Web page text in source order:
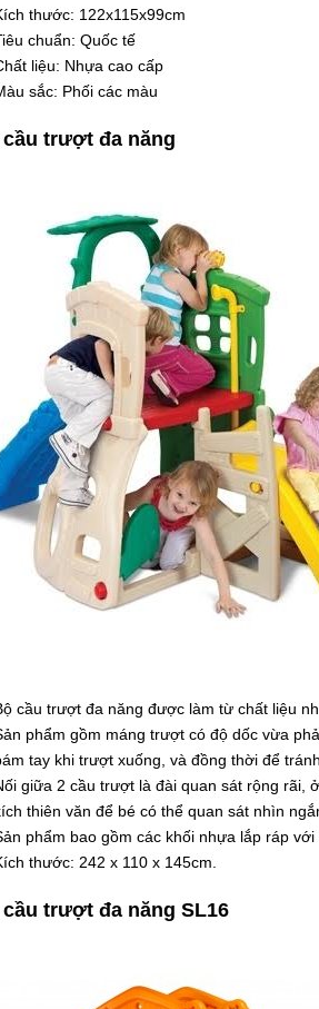
thước: 122x115x99cm
chuẩn: Quốc tế
liệu: Nhựa cao cấp
sắc: Phối các màu
cầu trượt đa năng
cầu trượt đa năng được làm từ chất liệu
phẩm gồm máng trượt có độ dốc vừa
tay khi trượt xuống, và đồng thời để
giữa 2 cầu trượt là đài quan sát rộng rãi,
thiên văn để bé có thể quan sát nhìn
phẩm bao gồm các khối nhựa lắp ráp
thước: 242 x 110 x 145cm.
cầu trượt đa năng SL16